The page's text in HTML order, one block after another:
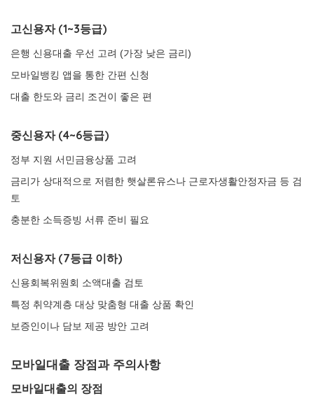
고신용자 (1~3등급)
은행 신용대출 우선 고려 (가장 낮은 금리)
모바일뱅킹 앱을 통한 간편 신청
대출 한도와 금리 조건이 좋은 편
중신용자 (4~6등급)
정부 지원 서민금융상품 고려
금리가 상대적으로 저렴한 햇살론유스나 근로자생활안정자금 등 검
토
충분한 소득증빙 서류 준비 필요
저신용자 (7등급 이하)
신용회복위원회 소액대출 검토
특정 취약계층 대상 맞춤형 대출 상품 확인
보증인이나 담보 제공 방안 고려
모바일대출 장점과 주의사항
모바일대출의 장점